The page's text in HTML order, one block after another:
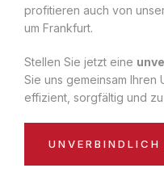
profitieren auch von
um Frankfurt.
Stellen Sie jetzt eine
Sie uns gemeinsam Ihren
effizient, sorgfältig und
UNVERBINDLICH